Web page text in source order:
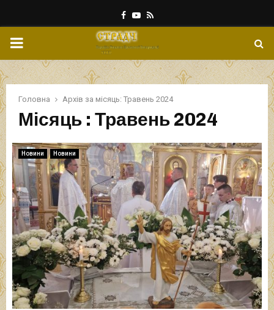
Facebook
Youtube
Rss
PRIMARY
MENU
Головна Архів за місяць: Травень 2024
Місяць : Травень 2024
Новини Новини